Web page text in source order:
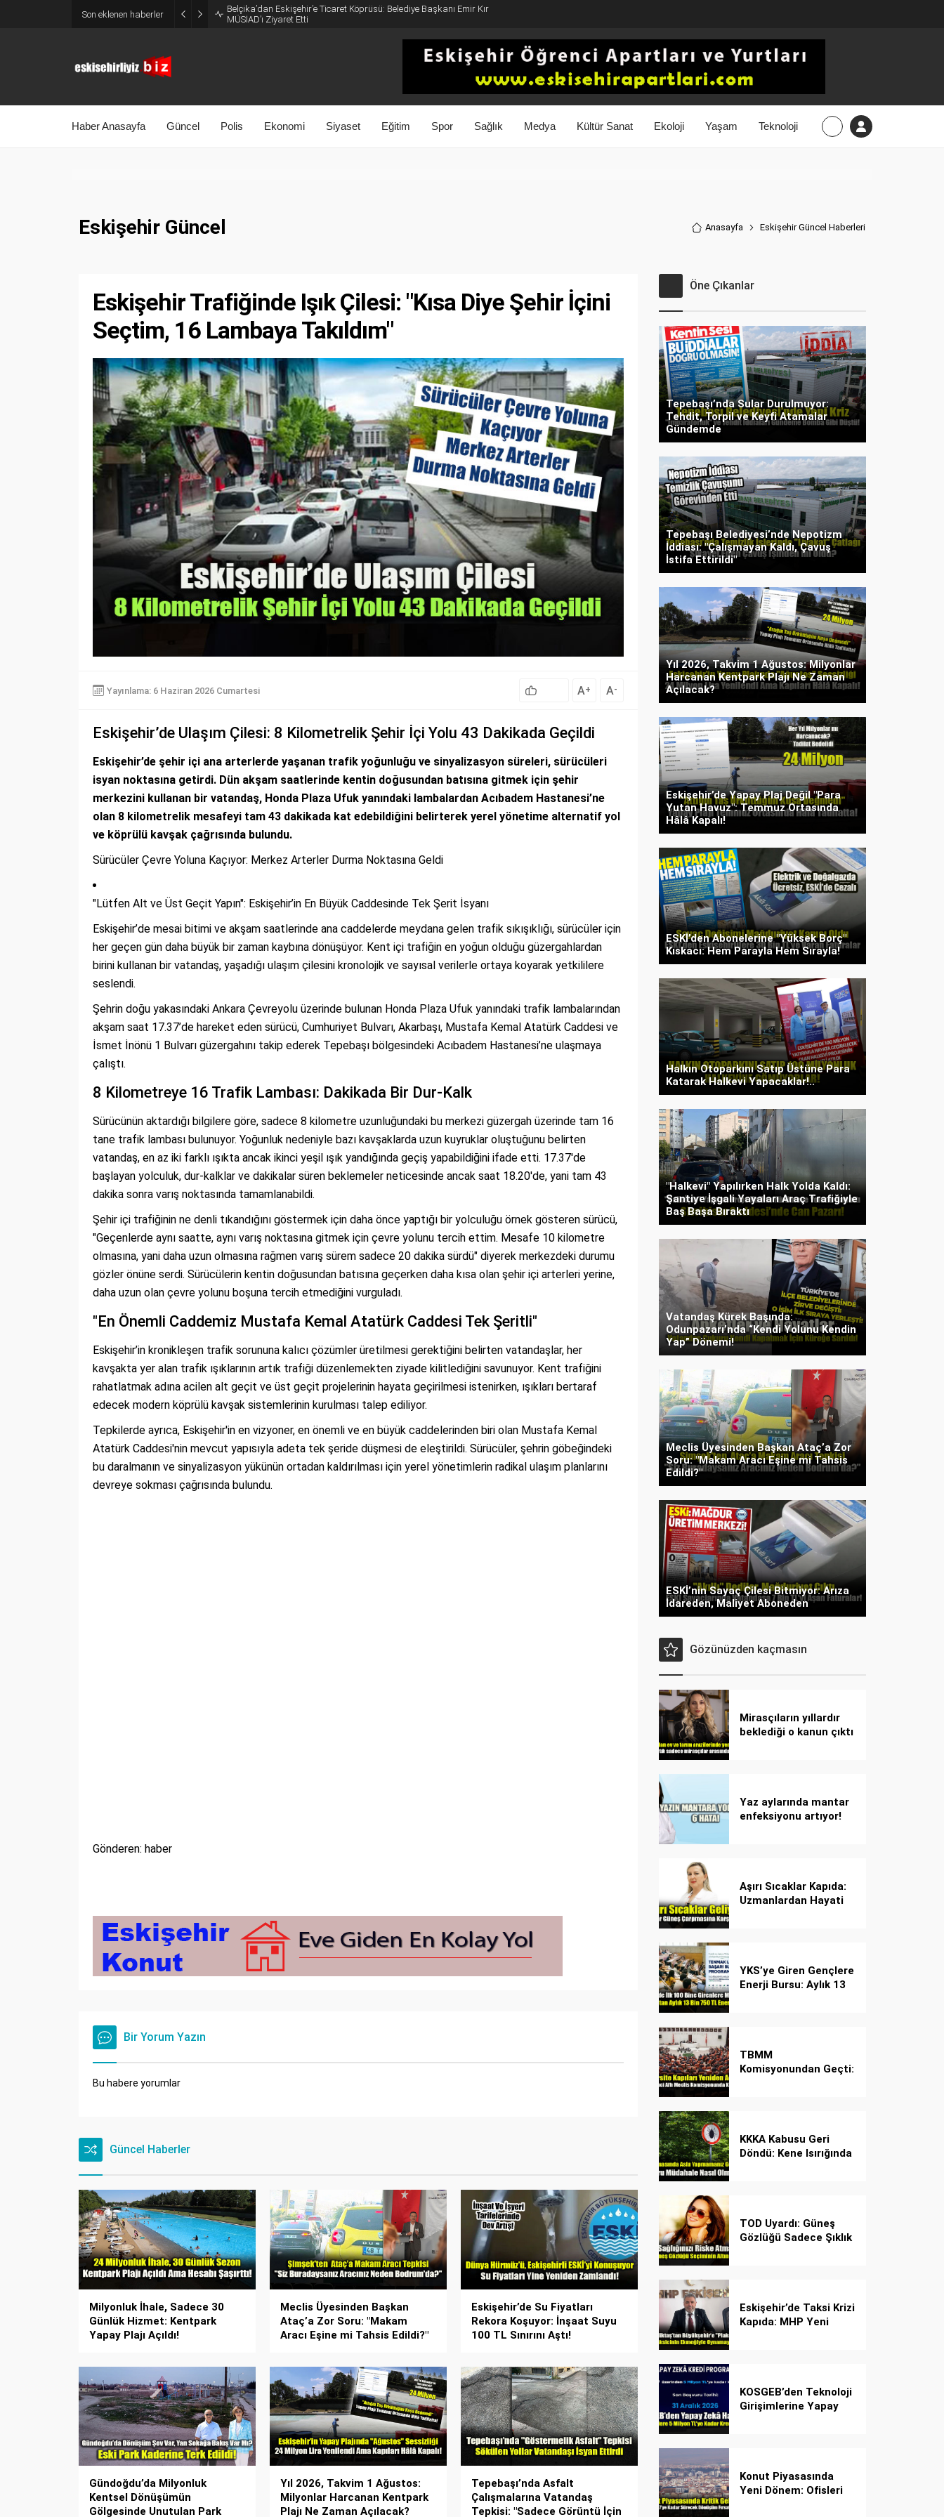
Son eklenen haberler
Belçika’dan Eskişehir’e Ticaret Köprüsü: Belediye Başkanı Emir Kır
MÜSİAD’ı Ziyaret Etti
Haber Anasayfa Güncel Polis Ekonomi Siyaset Eğitim Spor Sağlık Medya Kültür Sanat Ekoloji Yaşam Teknoloji
Eskişehir Güncel Anasayfa Eskişehir Güncel Haberleri
Eskişehir Trafiğinde Işık Çilesi: "Kısa Diye Şehir İçini
Seçtim, 16 Lambaya Takıldım"
Yayınlama: 6 Haziran 2026 Cumartesi A+ A-
Eskişehir’de Ulaşım Çilesi: 8 Kilometrelik Şehir İçi Yolu 43 Dakikada Geçildi
Eskişehir’de şehir içi ana arterlerde yaşanan trafik yoğunluğu ve sinyalizasyon süreleri, sürücüleri
isyan noktasına getirdi. Dün akşam saatlerinde kentin doğusundan batısına gitmek için şehir
merkezini kullanan bir vatandaş, Honda Plaza Ufuk yanındaki lambalardan Acıbadem Hastanesi’ne
olan 8 kilometrelik mesafeyi tam 43 dakikada kat edebildiğini belirterek yerel yönetime alternatif yol
ve köprülü kavşak çağrısında bulundu.
Sürücüler Çevre Yoluna Kaçıyor: Merkez Arterler Durma Noktasına Geldi
"Lütfen Alt ve Üst Geçit Yapın": Eskişehir’in En Büyük Caddesinde Tek Şerit İsyanı
Eskişehir’de mesai bitimi ve akşam saatlerinde ana caddelerde meydana gelen trafik sıkışıklığı, sürücüler için
her geçen gün daha büyük bir zaman kaybına dönüşüyor. Kent içi trafiğin en yoğun olduğu güzergahlardan
birini kullanan bir vatandaş, yaşadığı ulaşım çilesini kronolojik ve sayısal verilerle ortaya koyarak yetkililere
seslendi.
Şehrin doğu yakasındaki Ankara Çevreyolu üzerinde bulunan Honda Plaza Ufuk yanındaki trafik lambalarından
akşam saat 17.37’de hareket eden sürücü, Cumhuriyet Bulvarı, Akarbaşı, Mustafa Kemal Atatürk Caddesi ve
İsmet İnönü 1 Bulvarı güzergahını takip ederek Tepebaşı bölgesindeki Acıbadem Hastanesi’ne ulaşmaya
çalıştı.
8 Kilometreye 16 Trafik Lambası: Dakikada Bir Dur-Kalk
Sürücünün aktardığı bilgilere göre, sadece 8 kilometre uzunluğundaki bu merkezi güzergah üzerinde tam 16
tane trafik lambası bulunuyor. Yoğunluk nedeniyle bazı kavşaklarda uzun kuyruklar oluştuğunu belirten
vatandaş, en az iki farklı ışıkta ancak ikinci yeşil ışık yandığında geçiş yapabildiğini ifade etti. 17.37'de
başlayan yolculuk, dur-kalklar ve dakikalar süren beklemeler neticesinde ancak saat 18.20'de, yani tam 43
dakika sonra varış noktasında tamamlanabildi.
Şehir içi trafiğinin ne denli tıkandığını göstermek için daha önce yaptığı bir yolculuğu örnek gösteren sürücü,
"Geçenlerde aynı saatte, aynı varış noktasına gitmek için çevre yolunu tercih ettim. Mesafe 10 kilometre
olmasına, yani daha uzun olmasına rağmen varış sürem sadece 20 dakika sürdü" diyerek merkezdeki durumu
gözler önüne serdi. Sürücülerin kentin doğusundan batısına geçerken daha kısa olan şehir içi arterleri yerine,
daha uzun olan çevre yolunu boşuna tercih etmediğini vurguladı.
"En Önemli Caddemiz Mustafa Kemal Atatürk Caddesi Tek Şeritli"
Eskişehir’in kronikleşen trafik sorununa kalıcı çözümler üretilmesi gerektiğini belirten vatandaşlar, her
kavşakta yer alan trafik ışıklarının artık trafiği düzenlemekten ziyade kilitlediğini savunuyor. Kent trafiğini
rahatlatmak adına acilen alt geçit ve üst geçit projelerinin hayata geçirilmesi istenirken, ışıkları bertaraf
edecek modern köprülü kavşak sistemlerinin kurulması talep ediliyor.
Tepkilerde ayrıca, Eskişehir'in en vizyoner, en önemli ve en büyük caddelerinden biri olan Mustafa Kemal
Atatürk Caddesi'nin mevcut yapısıyla adeta tek şeride düşmesi de eleştirildi. Sürücüler, şehrin göbeğindeki
bu daralmanın ve sinyalizasyon yükünün ortadan kaldırılması için yerel yönetimlerin radikal ulaşım planlarını
devreye sokması çağrısında bulundu.
Gönderen: haber
Bir Yorum Yazın
Bu habere yorumlar
Güncel Haberler
Milyonluk İhale, Sadece 30
Günlük Hizmet: Kentpark
Yapay Plajı Açıldı!
Meclis Üyesinden Başkan
Ataç’a Zor Soru: "Makam
Aracı Eşine mi Tahsis Edildi?"
Eskişehir’de Su Fiyatları
Rekora Koşuyor: İnşaat Suyu
100 TL Sınırını Aştı!
Gündoğdu’da Milyonluk
Kentsel Dönüşümün
Gölgesinde Unutulan Park
Yıl 2026, Takvim 1 Ağustos:
Milyonlar Harcanan Kentpark
Plajı Ne Zaman Açılacak?
Tepebaşı’nda Asfalt
Çalışmalarına Vatandaş
Tepkisi: "Sadece Görüntü İçin
Öne Çıkanlar
Tepebaşı’nda Sular Durulmuyor:
Tehdit, Torpil ve Keyfi Atamalar
Gündemde
Tepebaşı Belediyesi’nde Nepotizm
İddiası: "Çalışmayan Kaldı, Çavuş
İstifa Ettirildi"
Yıl 2026, Takvim 1 Ağustos: Milyonlar
Harcanan Kentpark Plajı Ne Zaman
Açılacak?
Eskişehir’de Yapay Plaj Değil "Para
Yutan Havuz": Temmuz Ortasında
Hâlâ Kapalı!
ESKİ’den Abonelerine "Yüksek Borç"
Kıskacı: Hem Parayla Hem Sırayla!
Halkın Otoparkını Satıp Üstüne Para
Katarak Halkevi Yapacaklar!..
"Halkevi" Yapılırken Halk Yolda Kaldı:
Şantiye İşgali Yayaları Araç Trafiğiyle
Baş Başa Bıraktı
Vatandaş Kürek Başında:
Odunpazarı’nda “Kendi Yolunu Kendin
Yap” Dönemi!
Meclis Üyesinden Başkan Ataç’a Zor
Soru: "Makam Aracı Eşine mi Tahsis
Edildi?"
ESKİ’nin Sayaç Çilesi Bitmiyor: Arıza
İdareden, Maliyet Aboneden
Gözünüzden kaçmasın
Mirasçıların yıllardır
beklediği o kanun çıktı
Yaz aylarında mantar
enfeksiyonu artıyor!
Aşırı Sıcaklar Kapıda:
Uzmanlardan Hayati
YKS’ye Giren Gençlere
Enerji Bursu: Aylık 13
TBMM
Komisyonundan Geçti:
KKKA Kabusu Geri
Döndü: Kene Isırığında
TOD Uyardı: Güneş
Gözlüğü Sadece Şıklık
Eskişehir’de Taksi Krizi
Kapıda: MHP Yeni
KOSGEB’den Teknoloji
Girişimlerine Yapay
Konut Piyasasında
Yeni Dönem: Ofisleri